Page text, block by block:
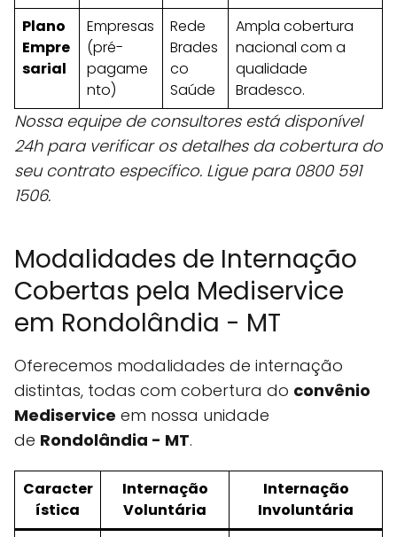
Plano
Empre
sarial
Empresas
(pré-
pagame
nto)
Rede
Brades
co
Saúde
Ampla cobertura
nacional com a
qualidade
Bradesco.
Nossa equipe de consultores está disponível
24h para verificar os detalhes da cobertura do
seu contrato específico. Ligue para 0800 591
1506.
Modalidades de Internação
Cobertas pela Mediservice
em Rondolândia - MT
Oferecemos modalidades de internação
distintas, todas com cobertura do convênio
Mediservice em nossa unidade
de Rondolândia - MT.
Caracter
ística
Internação
Voluntária
Internação
Involuntária